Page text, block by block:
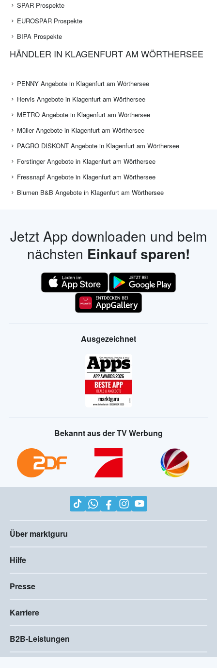
SPAR Prospekte
EUROSPAR Prospekte
BIPA Prospekte
HÄNDLER IN KLAGENFURT AM WÖRTHERSEE
PENNY Angebote in Klagenfurt am Wörthersee
Hervis Angebote in Klagenfurt am Wörthersee
METRO Angebote in Klagenfurt am Wörthersee
Müller Angebote in Klagenfurt am Wörthersee
PAGRO DISKONT Angebote in Klagenfurt am Wörthersee
Forstinger Angebote in Klagenfurt am Wörthersee
Fressnapf Angebote in Klagenfurt am Wörthersee
Blumen B&B Angebote in Klagenfurt am Wörthersee
Jetzt App downloaden und beim
nächsten Einkauf sparen!
Ausgezeichnet
Bekannt aus der TV Werbung
Über marktguru
Hilfe
Presse
Karriere
B2B-Leistungen